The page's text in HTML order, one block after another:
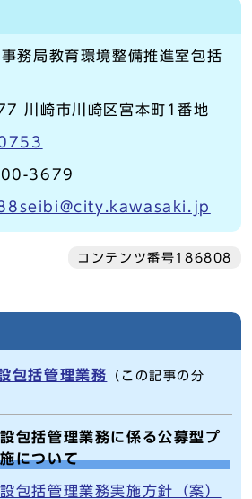
務局教育環境整備推進室包括
川崎市川崎区宮本町1番地
3679
コンテンツ番号186808
包括管理業務
（この記事の分
包括管理業務に係る公募型プ
について
包括管理業務実施方針（案）